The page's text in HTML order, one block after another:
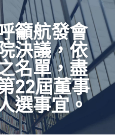
籲航發會
決議，依
名單，盡
22屆董事
選事宜。